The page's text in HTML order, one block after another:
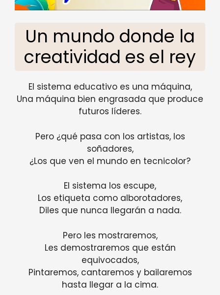
Un mundo donde la
creatividad es el rey
El sistema educativo es una máquina,
Una máquina bien engrasada que produce
futuros líderes.
Pero ¿qué pasa con los artistas, los
soñadores,
¿Los que ven el mundo en tecnicolor?
El sistema los escupe,
Los etiqueta como alborotadores,
Diles que nunca llegarán a nada.
Pero les mostraremos,
Les demostraremos que están
equivocados,
Pintaremos, cantaremos y bailaremos
hasta llegar a la cima.